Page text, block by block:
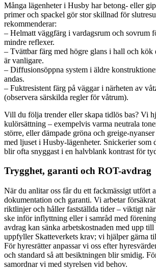
Många lägenheter i Husby har betong- eller
primer och spackel gör stor skillnad för
rekommenderar:
– Helmatt väggfärg i vardagsrum och sovrum
mindre reflexer.
– Tvättbar färg med högre glans i hall och kök
är vanligare.
– Diffusionsöppna system i äldre
andas.
– Fuktresistent färg på väggar i närheten av
(observera särskilda regler för våtrum).
Vill du följa trender eller skapa tidlös bas? Vi
kulörsättning – exempelvis varma neutrala
större, eller dämpade gröna och greige-
med ljuset i Husby-lägenheter. Snickerier som
blir ofta snyggast i en halvblank kontrast för
Trygghet, garanti och ROT-avdrag
När du anlitar oss får du ett fackmässigt utfört
dokumentation och garanti. Vi arbetar
riktlinjer och håller fastställda tider – viktigt
ske inför inflyttning eller i samråd med
avdrag kan sänka arbetskostnaden med upp
uppfyller Skatteverkets krav; vi hjälper gärna
För hyresrätter anpassar vi oss efter
och standard så att besiktningen blir smidig.
samordnar vi med styrelsen vid behov.